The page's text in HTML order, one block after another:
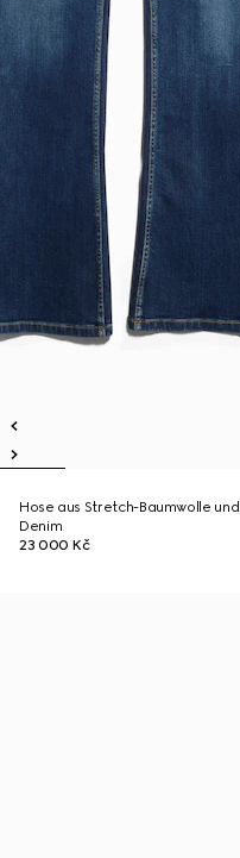
Hose aus Stretch-Baumwolle und
Denim
23 000 Kč